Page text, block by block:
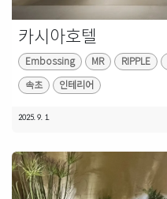
카시아호텔
Embossing MR RIPPLE
속초 인테리어
2025. 9. 1.